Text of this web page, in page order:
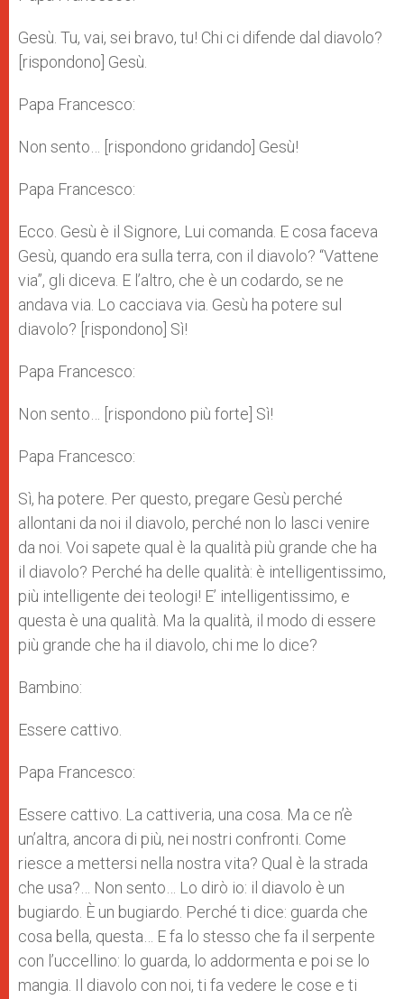
Gesù. Tu, vai, sei bravo, tu! Chi ci difende dal diavolo?
[rispondono] Gesù.
Papa Francesco:
Non sento… [rispondono gridando] Gesù!
Papa Francesco:
Ecco. Gesù è il Signore, Lui comanda. E cosa faceva
Gesù, quando era sulla terra, con il diavolo? “Vattene
via”, gli diceva. E l’altro, che è un codardo, se ne
andava via. Lo cacciava via. Gesù ha potere sul
diavolo? [rispondono] Sì!
Papa Francesco:
Non sento… [rispondono più forte] Sì!
Papa Francesco:
Sì, ha potere. Per questo, pregare Gesù perché
allontani da noi il diavolo, perché non lo lasci venire
da noi. Voi sapete qual è la qualità più grande che ha
il diavolo? Perché ha delle qualità: è intelligentissimo,
più intelligente dei teologi! E’ intelligentissimo, e
questa è una qualità. Ma la qualità, il modo di essere
più grande che ha il diavolo, chi me lo dice?
Bambino:
Essere cattivo.
Papa Francesco:
Essere cattivo. La cattiveria, una cosa. Ma ce n’è
un’altra, ancora di più, nei nostri confronti. Come
riesce a mettersi nella nostra vita? Qual è la strada
che usa?… Non sento… Lo dirò io: il diavolo è un
bugiardo. È un bugiardo. Perché ti dice: guarda che
cosa bella, questa… E fa lo stesso che fa il serpente
con l’uccellino: lo guarda, lo addormenta e poi se lo
mangia. Il diavolo con noi, ti fa vedere le cose e ti